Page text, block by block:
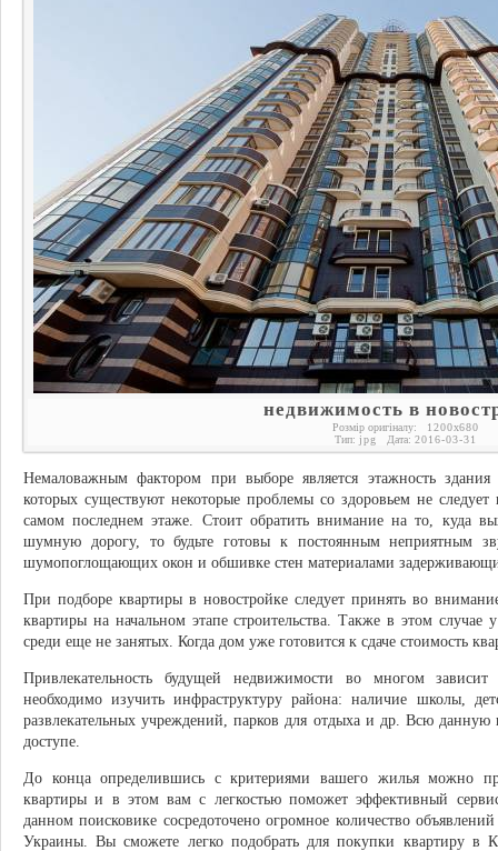
недвижимость в
Розмір оригіналу: 1200x680
Тип: jpg Дата: 2016-03-31
Немаловажным фактором при выборе является этажность
которых существуют некоторые проблемы со здоровьем не
самом последнем этаже. Стоит обратить внимание на то, куда
шумную дорогу, то будьте готовы к постоянным неприятным
шумопоглощающих окон и обшивке стен материалами
При подборе квартиры в новостройке следует принять во
квартиры на начальном этапе строительства. Также в этом случае
среди еще не занятых. Когда дом уже готовится к сдаче стоимость
Привлекательность будущей недвижимости во многом
необходимо изучить инфраструктуру района: наличие школы,
развлекательных учреждений, парков для отдыха и др. Всю
доступе.
До конца определившись с критериями вашего жилья можно
квартиры и в этом вам с легкостью поможет эффективный
данном поисковике сосредоточено огромное количество
Украины. Вы сможете легко подобрать для покупки квартиру в